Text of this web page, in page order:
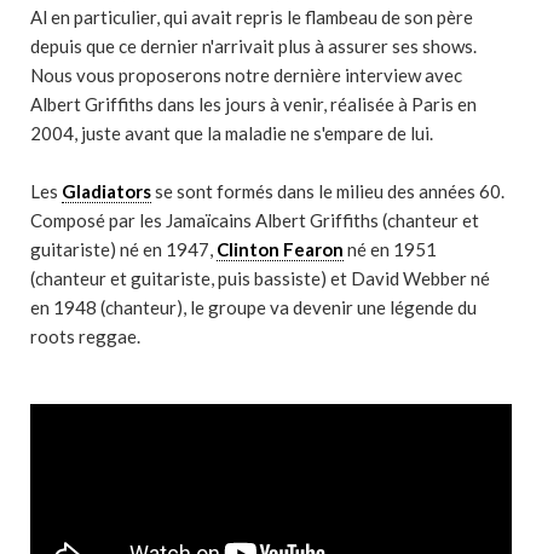
Al en particulier, qui avait repris le flambeau de son père
depuis que ce dernier n'arrivait plus à assurer ses shows.
Nous vous proposerons notre dernière interview avec
Albert Griffiths dans les jours à venir, réalisée à Paris en
2004, juste avant que la maladie ne s'empare de lui.
Les Gladiatorsse sont formés dans le milieu des années 60.
Composé par les Jamaïcains Albert Griffiths (chanteur et
guitariste) né en 1947, Clinton Fearon né en 1951
(chanteur et guitariste, puis bassiste) et David Webber né
en 1948 (chanteur), le groupe va devenir une légende du
roots reggae.